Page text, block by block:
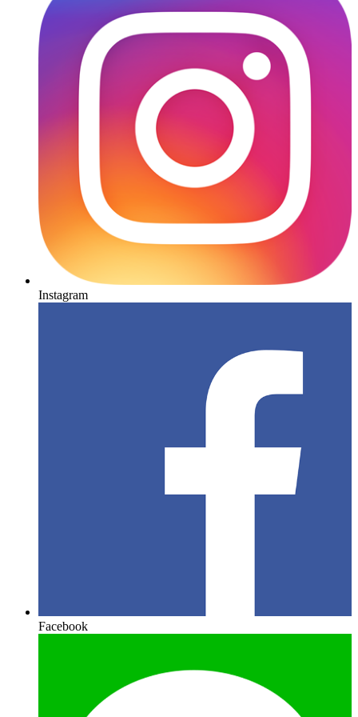
Instagram
Facebook